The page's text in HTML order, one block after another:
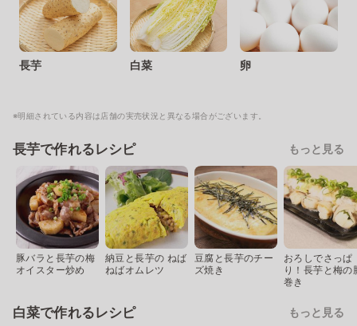
長芋 白菜 卵
※明細されている内容は店舗の実売状況と異なる場合がございます。
長芋で作れるレシピ もっと見る
豚バラと長芋の梅
オイスター炒め
納豆と長芋の ねば
ねばオムレツ
豆腐と長芋のチー
ズ焼き
おろしでさっぱ
り！長芋と梅の
巻き
白菜で作れるレシピ もっと見る